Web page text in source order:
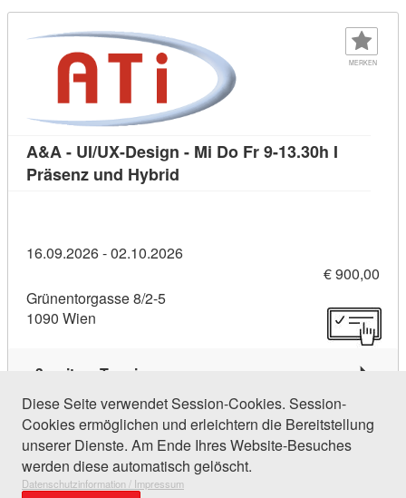
MERKEN
A&A - UI/UX-Design - Mi Do Fr 9-13.30h I
Präsenz und Hybrid
16.09.2026 - 02.10.2026
€ 900,00
Grünentorgasse 8/2-5
1090 Wien
3 weitere Termine
101 Einträge gefunden (1 von 5)
Diese Seite verwendet Session-Cookies. Session-
Cookies ermöglichen und erleichtern die Bereitstellung
unserer Dienste. Am Ende Ihres Website-Besuches
werden diese automatisch gelöscht.
Datenschutzinformation / Impressum